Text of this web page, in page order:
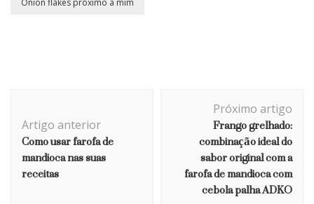
Onion flakes próximo a mim
Artigo anterior
Como usar farofa de
mandioca nas suas
receitas
Próximo artigo
Frango grelhado:
combinação ideal do
sabor original com a
farofa de mandioca com
cebola palha ADKO